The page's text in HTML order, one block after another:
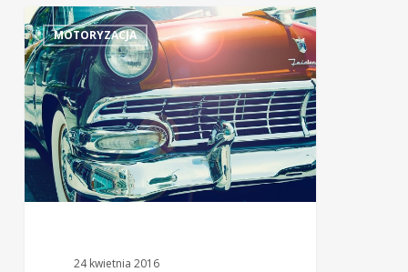
MOTORYZACJA
24 kwietnia 2016